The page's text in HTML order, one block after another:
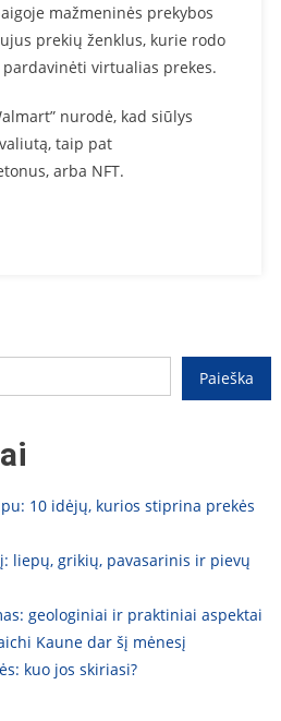
mažmeninės prekybos
prekių ženklus, kurie rodo
virtualias prekes.
nurodė, kad siūlys
taip pat
arba NFT.
Paieška
10 idėjų, kurios stiprina prekės
liepų, grikių, pavasarinis ir pievų
geologiniai ir praktiniai aspektai
Kaune dar šį mėnesį
kuo jos skiriasi?